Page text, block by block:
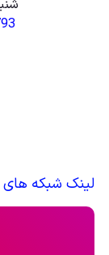
لینک شبکه های